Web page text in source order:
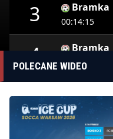
3 Bramka
00:14:15
4 Bramka
00:20:21
5 00:22:32
Bramka
POLECANE WIDEO